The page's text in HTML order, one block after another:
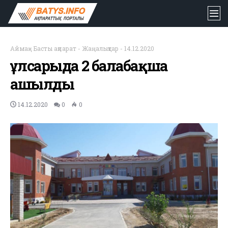
Аймақ- Басты ақпарат - Жаңалықтар - 14.12.2020
Құлсарыда 2 балабақша
ашылды
14.12.2020 0 0